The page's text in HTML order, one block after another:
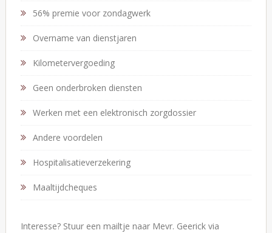
56% premie voor zondagwerk
Overname van dienstjaren
Kilometervergoeding
Geen onderbroken diensten
Werken met een elektronisch zorgdossier
Andere voordelen
Hospitalisatieverzekering
Maaltijdcheques
Interesse? Stuur een mailtje naar Mevr. Geerick via